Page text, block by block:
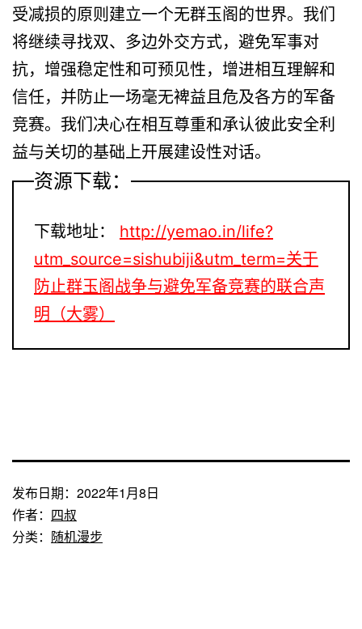
受减损的原则建立一个无群玉阁的世界。我们
将继续寻找双、多边外交方式，避免军事对
抗，增强稳定性和可预见性，增进相互理解和
信任，并防止一场毫无裨益且危及各方的军备
竞赛。我们决心在相互尊重和承认彼此安全利
益与关切的基础上开展建设性对话。
资源下载：
下载地址：
http://yemao.in/life?
utm_source=sishubiji&utm_term=关于
防止群玉阁战争与避免军备竞赛的联合声
明（大雾）
发布日期： 2022年1月8日
作者： 四叔
分类： 随机漫步